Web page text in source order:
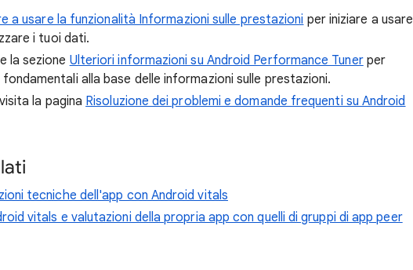
a usare la funzionalità Informazioni sulle prestazioni per iniziare a usare
i tuoi dati.
la sezione Ulteriori informazioni su Android Performance Tunerper
alla base delle informazioni sulle prestazioni.
la pagina Risoluzione dei problemi e domande frequenti su Android
tecniche dell'app con Android vitals
vitals e valutazioni della propria app con quelli di gruppi di app peer